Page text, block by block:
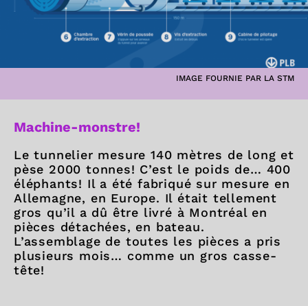
IMAGE FOURNIE PAR LA STM
Machine-monstre!
Le tunnelier mesure 140 mètres de long et
pèse 2000 tonnes! C’est le poids de… 400
éléphants! Il a été fabriqué sur mesure en
Allemagne, en Europe. Il était tellement
gros qu’il a dû être livré à Montréal en
pièces détachées, en bateau.
L’assemblage de toutes les pièces a pris
plusieurs mois… comme un gros casse-
tête!